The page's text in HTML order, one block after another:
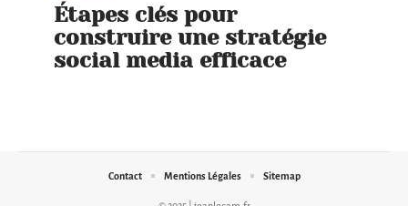
Étapes clés pour
construire une stratégie
social media efficace
Contact Mentions Légales Sitemap